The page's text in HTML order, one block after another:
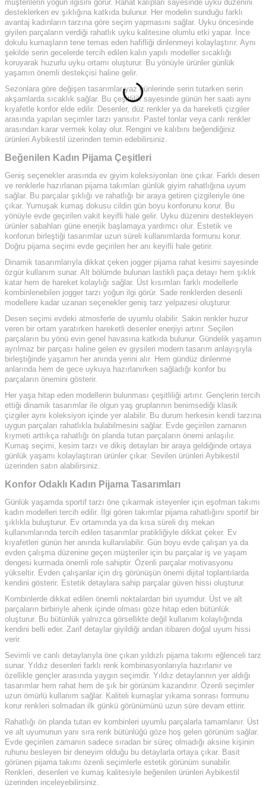
müşterilerin yoğun ilgisini görür. Rahat kalıpları sayesinde uyku düzenini
desteklerken ev şıklığına katkıda bulunur. Her modelin sunduğu farklı
avantaj kadınların tarzına göre seçim yapmasını sağlar. Uyku öncesinde
giyilen parçaların verdiği rahatlık uyku kalitesine olumlu etki yapar. İnce
dokulu kumaşların tene temas eden hafifliği dinlenmeyi kolaylaştırır. Aynı
şekilde serin gecelerde tercih edilen kalın yapılı modeller sıcaklığı
koruyarak huzurlu uyku ortamı oluşturur. Bu yönüyle ürünler günlük
yaşamın önemli destekçisi haline gelir.
Sezonlara göre değişen tasarımlar yaz günlerinde serin tutarken serin
akşamlarda sıcaklık sağlar. Bu çeşitlilik sayesinde günün her saati aynı
kıyafetle konfor elde edilir. Desenler, düz renkler ya da hareketli çizgiler
arasında yapılan seçimler tarzı yansıtır. Pastel tonlar veya canlı renkler
arasından karar vermek kolay olur. Rengini ve kalıbını beğendiğiniz
ürünleri Aybikestil üzerinden temin edebilirsiniz.
Beğenilen Kadın Pijama Çeşitleri
Geniş seçenekler arasında ev giyim koleksiyonları öne çıkar. Farklı desen
ve renklerle hazırlanan pijama takımları günlük giyim rahatlığına uyum
sağlar. Bu parçalar şıklığı ve rahatlığı bir araya getiren çizgileriyle öne
çıkar. Yumuşak kumaş dokusu cildin gün boyu konforunu korur. Bu
yönüyle evde geçirilen vakit keyifli hale gelir. Uyku düzenini destekleyen
ürünler sabahları güne enerjik başlamaya yardımcı olur. Estetik ve
konforun birleştiği tasarımlar uzun süreli kullanımlarda formunu korur.
Doğru pijama seçimi evde geçirilen her anı keyifli hale getirir.
Dinamik tasarımlarıyla dikkat çeken jogger pijama rahat kesimi sayesinde
özgür kullanım sunar. Alt bölümde bulunan lastikli paça detayı hem şıklık
katar hem de hareket kolaylığı sağlar. Üst kısımları farklı modellerle
kombinlenebilen jogger tarzı yoğun ilgi görür. Sade renklerden desenli
modellere kadar uzanan seçenekler geniş tarz yelpazesi oluşturur.
Desen seçimi evdeki atmosferle de uyumlu olabilir. Sakin renkler huzur
veren bir ortam yaratırken hareketli desenler enerjiyi artırır. Seçilen
parçaların bu yönü evin genel havasına katkıda bulunur. Gündelik yaşamın
ayrılmaz bir parçası haline gelen ev giysileri modern tasarım anlayışıyla
birleştiğinde yaşamın her anında yerini alır. Hem gündüz dinlenme
anlarında hem de gece uykuya hazırlanırken sağladığı konfor bu
parçaların önemini gösterir.
Her yaşa hitap eden modellerin bulunması çeşitliliği artırır. Gençlerin tercih
ettiği dinamik tasarımlar ile olgun yaş gruplarının benimsediği klasik
çizgiler aynı koleksiyon içinde yer alabilir. Bu durum herkesin kendi tarzına
uygun parçaları rahatlıkla bulabilmesini sağlar. Evde geçirilen zamanın
kıymeti arttıkça rahatlığı ön planda tutan parçaların önemi anlaşılır.
Kumaş seçimi, kesim tarzı ve dikiş detayları bir araya geldiğinde ortaya
günlük yaşamı kolaylaştıran ürünler çıkar. Sevilen ürünleri Aybikestil
üzerinden satın alabilirsiniz.
Konfor Odaklı Kadın Pijama Tasarımları
Günlük yaşamda sportif tarzı öne çıkarmak isteyenler için eşofman takımı
kadın modelleri tercih edilir. İlgi gören takımlar pijama rahatlığını sportif bir
şıklıkla buluşturur. Ev ortamında ya da kısa süreli dış mekan
kullanımlarında tercih edilen tasarımlar pratikliğiyle dikkat çeker. Ev
kıyafetleri günün her anında kullanılabilir. Gün boyu evde çalışan ya da
evden çalışma düzenine geçen müşteriler için bu parçalar iş ve yaşam
dengesi kurmada önemli role sahiptir. Özenli parçalar motivasyonu
yükseltir. Evden çalışanlar için dış görünüşün önemi dijital toplantılarda
kendini gösterir. Estetik detaylara sahip parçalar güven hissi oluşturur.
Kombinlerde dikkat edilen önemli noktalardan biri uyumdur. Üst ve alt
parçaların birbiriyle ahenk içinde olması göze hitap eden bütünlük
oluşturur. Bu bütünlük yalnızca görsellikte değil kullanım kolaylığında
kendini belli eder. Zarif detaylar giyildiği andan itibaren doğal uyum hissi
verir.
Sevimli ve canlı detaylarıyla öne çıkan yıldızlı pijama takımı eğlenceli tarz
sunar. Yıldız desenleri farklı renk kombinasyonlarıyla hazırlanır ve
özellikle gençler arasında yaygın seçimdir. Yıldız detaylarının yer aldığı
tasarımlar hem rahat hem de şık bir görünüm kazandırır. Özenli seçimler
uzun ömürlü kullanım sağlar. Kaliteli kumaşlar yıkama sonrası formunu
korur renkleri solmadan ilk günkü görünümünü uzun süre devam ettirir.
Rahatlığı ön planda tutan ev kombinleri uyumlu parçalarla tamamlanır. Üst
ve alt uyumunun yanı sıra renk bütünlüğü göze hoş gelen görünüm sağlar.
Evde geçirilen zamanın sadece sıradan bir süreç olmadığı aksine kişinin
ruhunu besleyen bir deneyim olduğu bu detaylarla ortaya çıkar. Basit
görünen pijama takımı özenli seçimlerle estetik görünüm sunabilir.
Renkleri, desenleri ve kumaş kalitesiyle beğenilen ürünleri Aybikestil
üzerinden inceleyebilirsiniz.